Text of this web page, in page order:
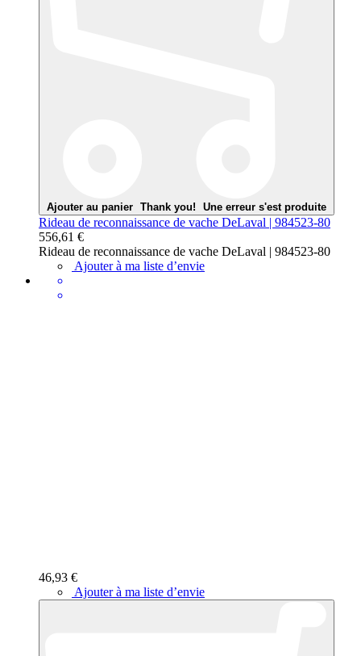
Ajouter au panier Thank you! Une erreur s'est produite
Rideau de reconnaissance de vache DeLaval | 984523-80
556,61 €
Rideau de reconnaissance de vache DeLaval | 984523-80
Ajouter à ma liste d’envie
46,93 €
Ajouter à ma liste d’envie